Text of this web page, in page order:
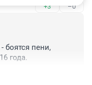
+3 –0
боятся пени,
года.